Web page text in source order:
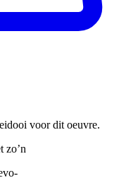
voor dit oeuvre.
zo’n